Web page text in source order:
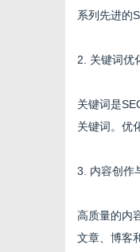
系列先进的
2. 关键词优
关键词是
关键词。优
3. 内容创作
高质量的内
文章、博客